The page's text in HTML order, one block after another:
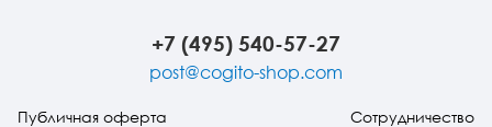
+7 (495) 540-57-27
post@cogito-shop.com
Публичная оферта Сотрудничество